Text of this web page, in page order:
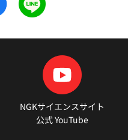
NGKサイエンスサイト
公式 YouTube